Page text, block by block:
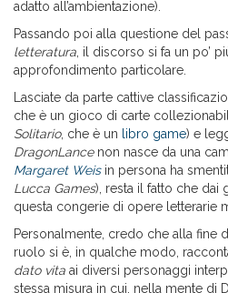
adatto all’ambientazione).
Passando poi alla questione del
letteratura , il discorso si fa un po’
approfondimento particolare.
Lasciate da parte cattive
che è un gioco di carte
Solitario, che è un libro game) e
DragonLancenon nasce da una
Margaret Weisin persona ha
Lucca Games), resta il fatto che dai
questa congerie di opere letterarie
Personalmente, credo che alla fine
ruolo si è, in qualche modo,
dato vita ai diversi personaggi
stessa misura in cui, nella mente di